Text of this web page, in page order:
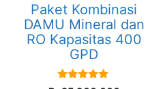
Paket Kombinasi
DAMU Mineral dan
RO Kapasitas 400
GPD